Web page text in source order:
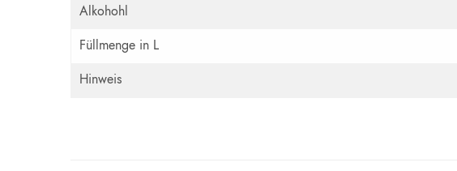
Alkohohl
Füllmenge in L
Hinweis